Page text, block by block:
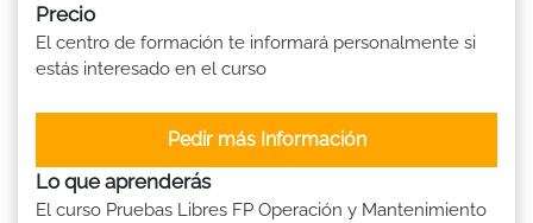
Precio
El centro de formación te informará personalmente si
estás interesado en el curso
Pedir más Información
Lo que aprenderás
El curso Pruebas Libres FP Operación y Mantenimiento